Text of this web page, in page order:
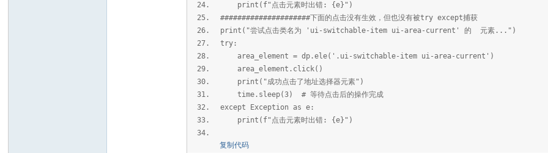
print(f"点击元素时出错: {e}")
#####################下面的点击没有生效，但也没有被try except捕获
print("尝试点击类名为 'ui-switchable-item ui-area-current' 的 元素...")
try:
area_element = dp.ele('.ui-switchable-item ui-area-current')
area_element.click()
print("成功点击了地址选择器元素")
time.sleep(3) # 等待点击后的操作完成
except Exception as e:
print(f"点击元素时出错: {e}")
复制代码